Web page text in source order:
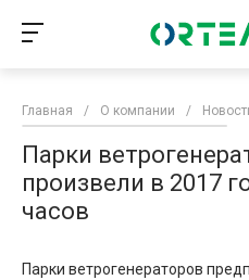
Главная / О компании /
Парки
произвели в 2017
часов
Парки ветрогенераторов